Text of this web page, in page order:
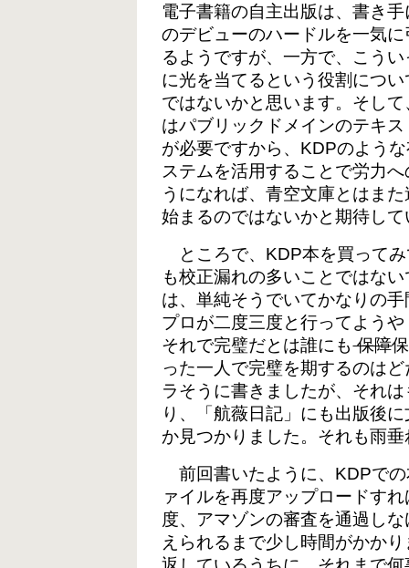
電子書籍の自主出版は、書き
のデビューのハードルを一気
るようですが、一方で、こう
に光を当てるという役割につ
ではないかと思います。そし
はパブリックドメインのテキ
が必要ですから、KDPのよう
ステムを活用することで労力
うになれば、青空文庫とはま
始まるのではないかと期待し
ところで、KDP本を買って
も校正漏れの多いことではな
は、単純そうでいてかなりの
プロが二度三度と行ってよう
それで完璧だとは誰にも保障
った一人で完璧を期するのは
ラそうに書きましたが、それ
り、「航薇日記」にも出版後
か見つかりました。それも雨
前回書いたように、KDPで
ァイルを再度アップロードす
度、アマゾンの審査を通過し
えられるまで少し時間がかか